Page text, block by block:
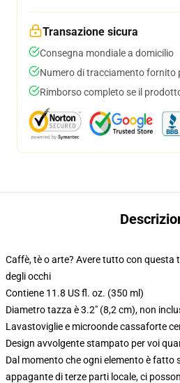
Transazione sicura
Consegna mondiale a domicilio
Numero di tracciamento fornito
Rimborso completo se il
Caffè, tè o arte? Avere tutto con questa
degli occhi
Contiene 11.8 US fl. oz. (350 ml)
Diametro tazza è 3.2" (8,2 cm), non
Lavastoviglie e microonde cassaforte
Design avvolgente stampato per voi
Dal momento che ogni elemento è fatto
appagante di terze parti locale, ci